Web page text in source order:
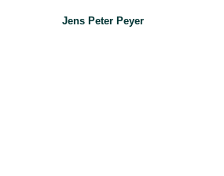
Jens Peter Peyer